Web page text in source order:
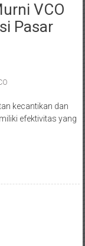
VCO
Pasar
kecantikan dan
efektivitas yang